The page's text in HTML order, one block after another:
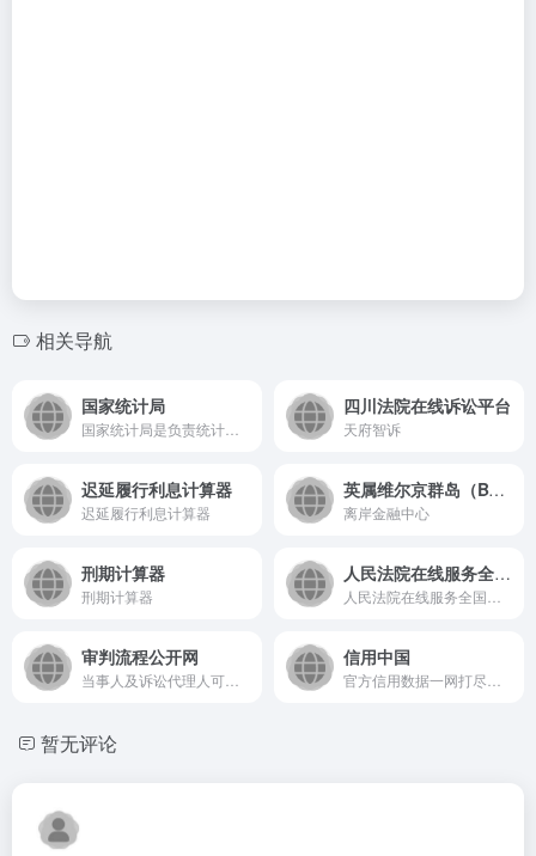
相关导航
国家统计局 四川法院在线诉讼平台
天府智诉
迟延履行利息计算器
迟延履行利息计算器
英属维尔京群岛（BVI）
离岸金融中心
刑期计算器
刑期计算器
人民法院在线服务全国版
审判流程公开网 信用中国
暂无评论